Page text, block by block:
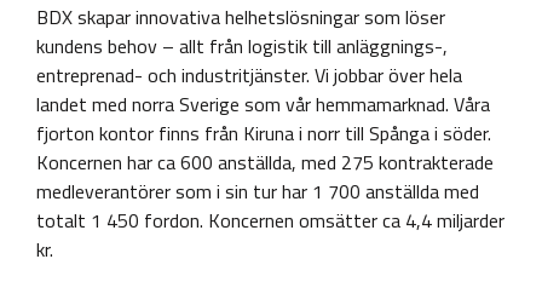
BDX skapar innovativa helhetslösningar som löser
kundens behov – allt från logistik till anläggnings-,
entreprenad- och industritjänster. Vi jobbar över hela
landet med norra Sverige som vår hemmamarknad. Våra
fjorton kontor finns från Kiruna i norr till Spånga i söder.
Koncernen har ca 600 anställda, med 275 kontrakterade
medleverantörer som i sin tur har 1 700 anställda med
totalt 1 450 fordon. Koncernen omsätter ca 4,4 miljarder
kr.